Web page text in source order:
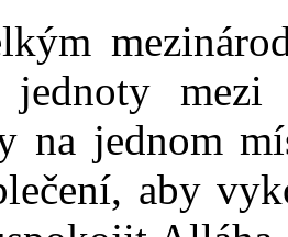
jednoty
na jednom
aby